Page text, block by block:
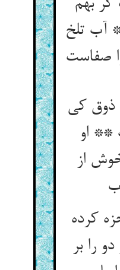
بهم
آب تلخ
کی
** او
از
کرده
را بر